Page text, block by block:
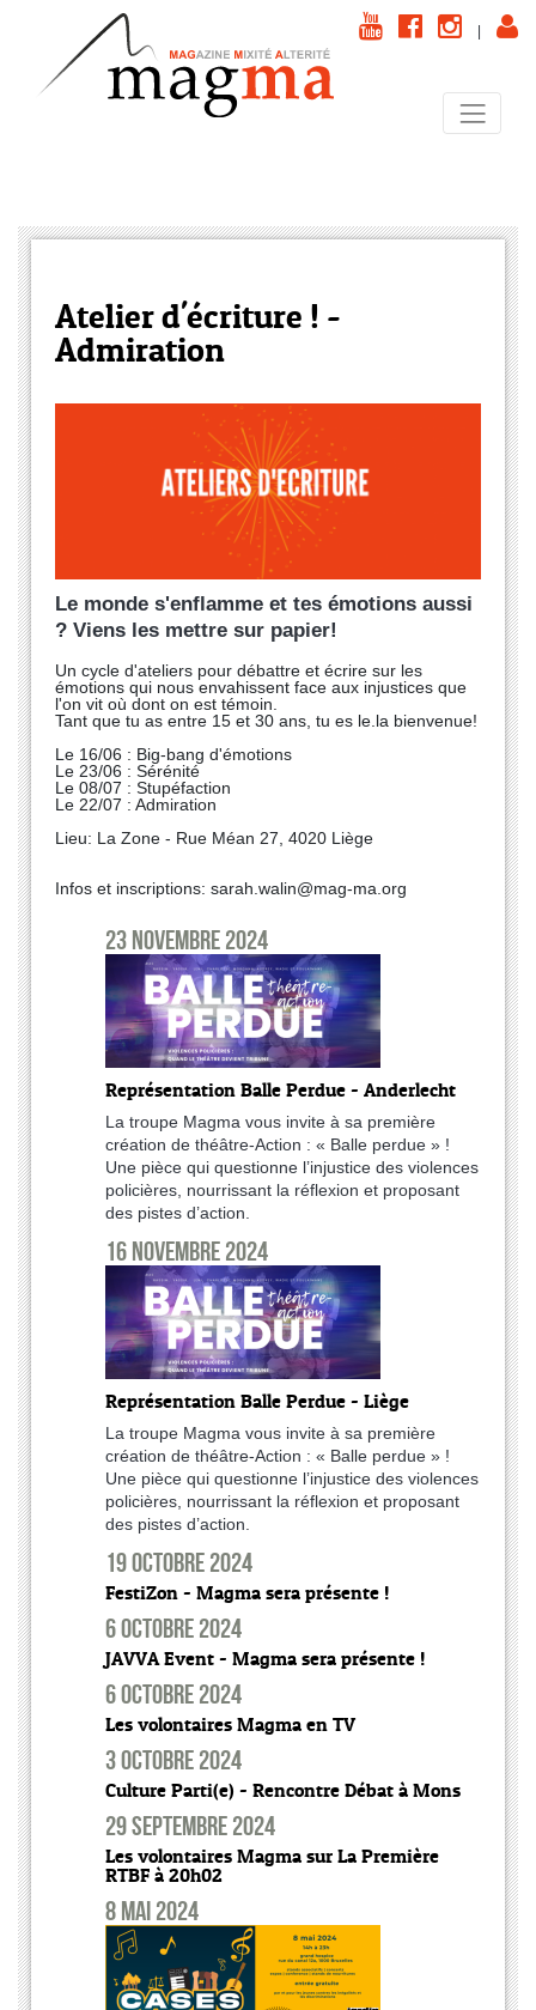
Atelier d'écriture ! -
Admiration
Le monde s'enflamme et tes émotions aussi
? Viens les mettre sur papier!
Un cycle d'ateliers pour débattre et écrire sur les
émotions qui nous envahissent face aux injustices que
l'on vit où dont on est témoin.
Tant que tu as entre 15 et 30 ans, tu es le.la bienvenue!
Le 16/06 : Big-bang d'émotions
Le 23/06 : Sérénité
Le 08/07 : Stupéfaction
Le 22/07 : Admiration
Lieu: La Zone - Rue Méan 27, 4020 Liège
Infos et inscriptions: sarah.walin@mag-ma.org
23 novembre 2024
Représentation Balle Perdue - Anderlecht
La troupe Magma vous invite à sa première
création de théâtre-Action : « Balle perdue » !
Une pièce qui questionne l’injustice des violences
policières, nourrissant la réflexion et proposant
des pistes d’action.
16 novembre 2024
Représentation Balle Perdue - Liège
La troupe Magma vous invite à sa première
création de théâtre-Action : « Balle perdue » !
Une pièce qui questionne l’injustice des violences
policières, nourrissant la réflexion et proposant
des pistes d’action.
19 octobre 2024
FestiZon - Magma sera présente !
6 octobre 2024
JAVVA Event - Magma sera présente !
6 octobre 2024
Les volontaires Magma en TV
3 octobre 2024
Culture Parti(e) - Rencontre Débat à Mons
29 septembre 2024
Les volontaires Magma sur La Première
RTBF à 20h02
8 mai 2024